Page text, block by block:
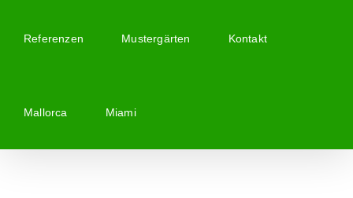
Referenzen Mustergärten Kontakt
Mallorca Miami